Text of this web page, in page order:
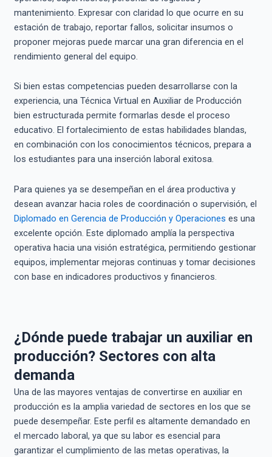
mantenimiento. Expresar con claridad lo que ocurre en su
estación de trabajo, reportar fallos, solicitar insumos o
proponer mejoras puede marcar una gran diferencia en el
rendimiento general del equipo.
Si bien estas competencias pueden desarrollarse con la
experiencia, una Técnica Virtual en Auxiliar de Producción
bien estructurada permite formarlas desde el proceso
educativo. El fortalecimiento de estas habilidades blandas,
en combinación con los conocimientos técnicos, prepara a
los estudiantes para una inserción laboral exitosa.
Para quienes ya se desempeñan en el área productiva y
desean avanzar hacia roles de coordinación o supervisión, el
Diplomado en Gerencia de Producción y Operaciones es una
excelente opción. Este diplomado amplía la perspectiva
operativa hacia una visión estratégica, permitiendo gestionar
equipos, implementar mejoras continuas y tomar decisiones
con base en indicadores productivos y financieros.
¿Dónde puede trabajar un auxiliar en
producción? Sectores con alta
demanda
Una de las mayores ventajas de convertirse en auxiliar en
producción es la amplia variedad de sectores en los que se
puede desempeñar. Este perfil es altamente demandado en
el mercado laboral, ya que su labor es esencial para
garantizar el cumplimiento de las metas operativas, la